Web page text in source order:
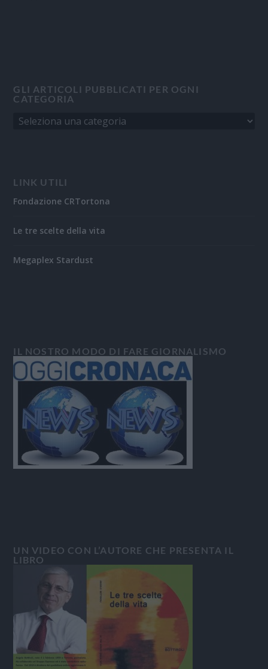
GLI ARTICOLI PUBBLICATI PER OGNI
CATEGORIA
LINK UTILI
Fondazione CRTortona
Le tre scelte della vita
Megaplex Stardust
IL NOSTRO MODO DI FARE GIORNALISMO
UN VIDEO CON L’AUTORE CHE PRESENTA IL
LIBRO